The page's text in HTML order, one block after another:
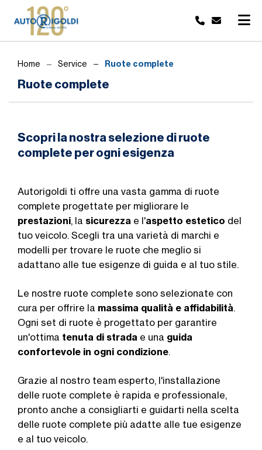
Ruote complete
Home Service Ruote complete
Scopri la nostra selezione di ruote
complete per ogni esigenza
Autorigoldi ti offre una vasta gamma di ruote
complete progettate per migliorare le
prestazioni, la sicurezza e l'aspetto estetico del
tuo veicolo. Scegli tra una varietà di marchi e
modelli per trovare le ruote che meglio si
adattano alle tue esigenze di guida e al tuo stile.
Le nostre ruote complete sono selezionate con
cura per offrire la massima qualità e affidabilità.
Ogni set di ruote è progettato per garantire
un'ottima tenuta di strada e una guida
confortevole in ogni condizione.
Grazie al nostro team esperto, l'installazione
delle ruote complete è rapida e professionale,
pronto anche a consigliarti e guidarti nella scelta
delle ruote complete più adatte alle tue esigenze
e al tuo veicolo.